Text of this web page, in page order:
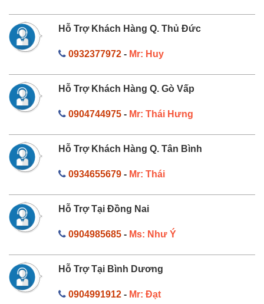
Hỗ Trợ Khách Hàng Q. Thủ Đức
0932377972- Mr: Huy
Hỗ Trợ Khách Hàng Q. Gò Vấp
0904744975- Mr: Thái Hưng
Hỗ Trợ Khách Hàng Q. Tân Bình
0934655679- Mr: Thái
Hỗ Trợ Tại Đồng Nai
0904985685- Ms: Như Ý
Hỗ Trợ Tại Bình Dương
0904991912- Mr: Đạt